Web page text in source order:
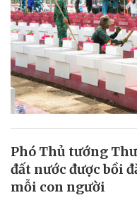
Phó Thủ tướng
đất nước được bồi
mỗi con người